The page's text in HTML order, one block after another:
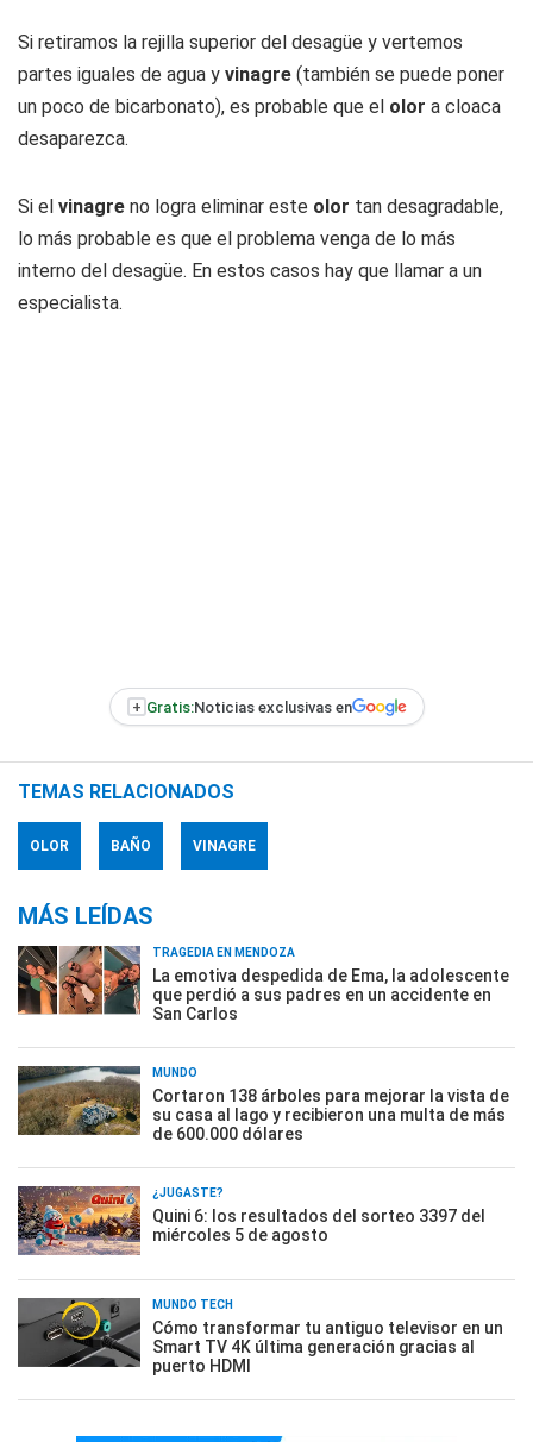
Si retiramos la rejilla superior del desagüe y vertemos
partes iguales de agua y vinagre (también se puede poner
un poco de bicarbonato), es probable que el olor a cloaca
desaparezca.
Si el vinagre no logra eliminar este olor tan desagradable,
lo más probable es que el problema venga de lo más
interno del desagüe. En estos casos hay que llamar a un
especialista.
+ Gratis:Noticias exclusivas en
TEMAS RELACIONADOS
OLOR BAÑO VINAGRE
MÁS LEÍDAS
TRAGEDIA EN MENDOZA
La emotiva despedida de Ema, la adolescente
que perdió a sus padres en un accidente en
San Carlos
MUNDO
Cortaron 138 árboles para mejorar la vista de
su casa al lago y recibieron una multa de más
de 600.000 dólares
¿JUGASTE?
Quini 6: los resultados del sorteo 3397 del
miércoles 5 de agosto
MUNDO TECH
Cómo transformar tu antiguo televisor en un
Smart TV 4K última generación gracias al
puerto HDMI